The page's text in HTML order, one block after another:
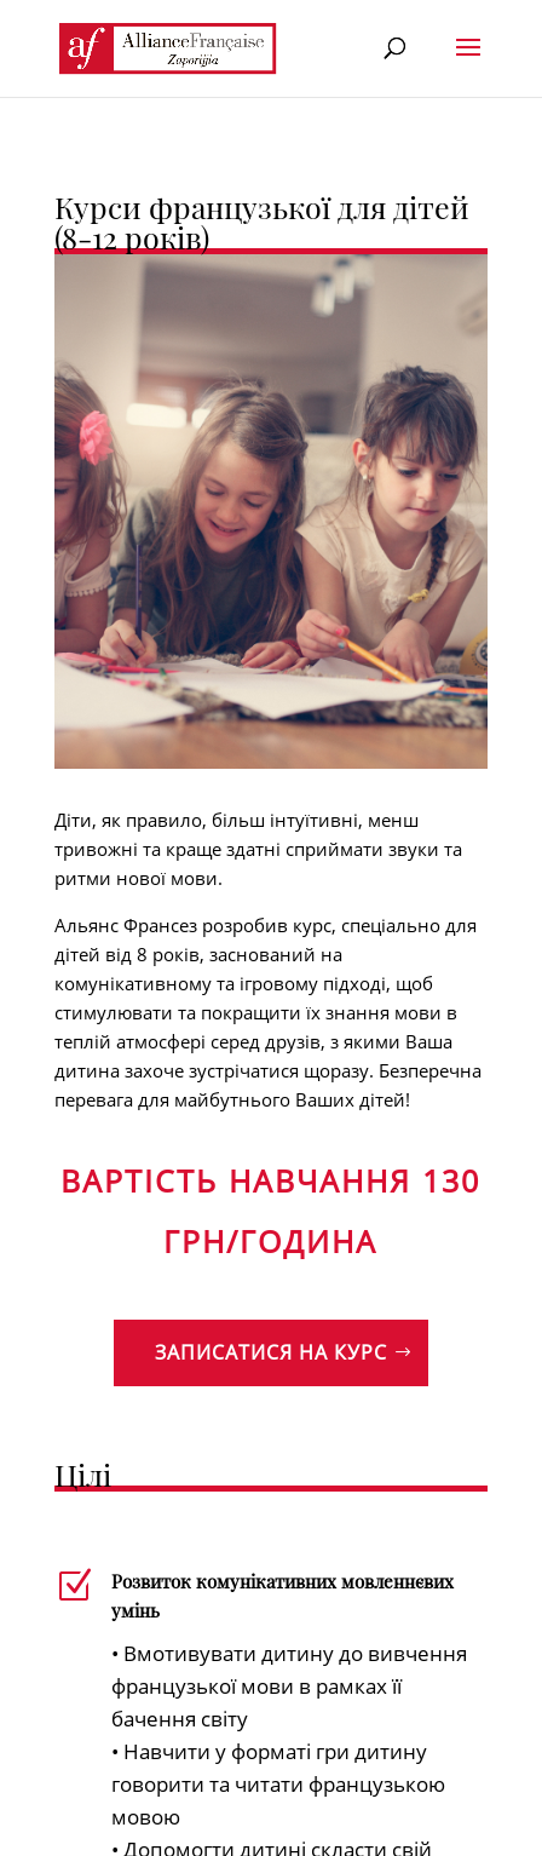
Курси французької для дітей
(8-12 років)
Діти, як правило, більш інтуїтивні, менш
тривожні та краще здатні сприймати звуки та
ритми нової мови.
Альянс Франсез розробив курс, спеціально для
дітей від 8 років, заснований на
комунікативному та ігровому підході, щоб
стимулювати та покращити їх знання мови в
теплій атмосфері серед друзів, з якими Ваша
дитина захоче зустрічатися щоразу. Безперечна
перевага для майбутнього Ваших дітей!
ВАРТІСТЬ НАВЧАННЯ 130
ГРН/ГОДИНА
ЗАПИСАТИСЯ НА КУРС
Цілі
Z
Розвиток комунікативних мовленнєвих
умінь
• Вмотивувати дитину до вивчення
французької мови в рамках її
бачення світу
• Навчити у форматі гри дитину
говорити та читати французькою
мовою
• Допомогти дитині скласти свій